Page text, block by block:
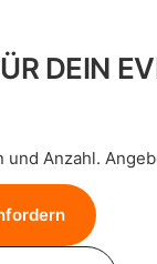
DEIN
und Anzahl.